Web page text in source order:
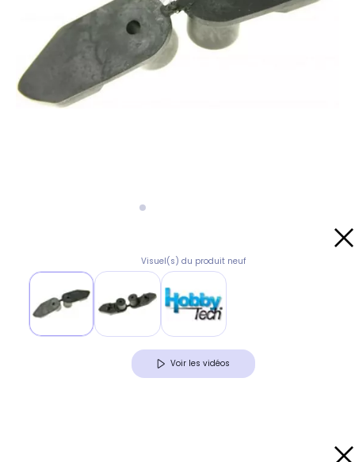
Visuel(s) du produit neuf
Voir les vidéos